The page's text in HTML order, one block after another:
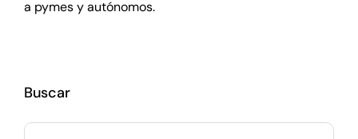
a pymes y autónomos.
Buscar
Buscar: